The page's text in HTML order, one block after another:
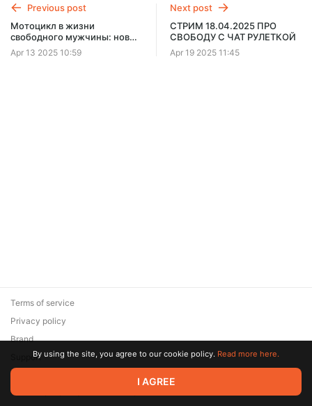
рулетка
UNLOCK POST
Previous post
Мотоцикл в жизни
свободного мужчины: новая
философия личной свободы,
адреналина и перезагрузки
Apr 13 2025 10:59
Next post
СТРИМ 18.04.2025 ПРО
СВОБОДУ С ЧАТ РУЛЕТКОЙ
Apr 19 2025 11:45
© 2026 Zaya Solutions Limited. All rights reserved. All trademarks
are the property of their respective owners.
Terms of service
Privacy policy
Brand
SupportBy using the site, you agree to our cookie policy. Read more here.
I AGREE